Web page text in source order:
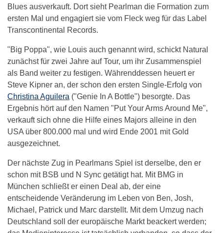
Blues ausverkauft. Dort sieht Pearlman die Formation zum
ersten Mal und engagiert sie vom Fleck weg für das Label
Transcontinental Records.
"Big Poppa", wie Louis auch genannt wird, schickt Natural
zunächst für zwei Jahre auf Tour, um ihr Zusammenspiel
als Band weiter zu festigen. Währenddessen heuert er
Steve Kipner an, der schon den ersten Single-Erfolg von
Christina Aguilera ("Genie In A Bottle") besorgte. Das
Ergebnis hört auf den Namen "Put Your Arms Around Me",
verkauft sich ohne die Hilfe eines Majors alleine in den
USA über 800.000 mal und wird Ende 2001 mit Gold
ausgezeichnet.
Der nächste Zug in Pearlmans Spiel ist derselbe, den er
schon mit BSB und N Sync getätigt hat. Mit BMG in
München schließt er einen Deal ab, der eine
entscheidende Veränderung im Leben von Ben, Josh,
Michael, Patrick und Marc darstellt. Mit dem Umzug nach
Deutschland soll der europäische Markt beackert werden;